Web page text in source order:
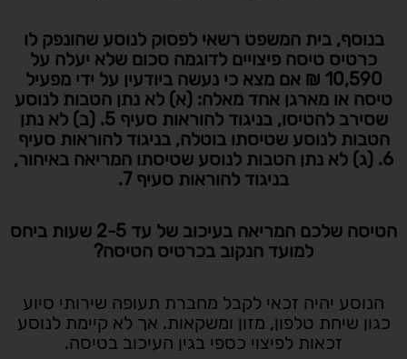
בנוסף, בית המשפט רשאי לפסוק לנוסע שהונפק לו
כרטיס טיסה פיצויים לדוגמה סכום שלא יעלה על
10,590 ₪ אם מצא כי נעשה ביודעין על ידי מפעיל
טיסה או מארגן אחד מאלה: (א) לא נתן הטבות לנוסע
שסירב להטיסו, בניגוד להוראות סעיף 5. (ב) לא נתן
הטבות לנוסע שטיסתו בוטלה, בניגוד להוראות סעיף
6. (ג) לא נתן הטבות לנוסע שטיסתו המריאה באיחור,
בניגוד להוראות סעיף 7.
הטיסה שלכם המריאה בעיכוב של עד 2-5 שעות ביחס
למועד הנקוב בכרטיס הטיסה?
הנוסע יהיה זכאי לקבל מחברת תעופה שירותי סיוע
כגון שיחת טלפון, מזון ומשקאות. אך לא קיימת לנוסע
זכאות לפיצוי כספי בגין העיכוב בטיסה.